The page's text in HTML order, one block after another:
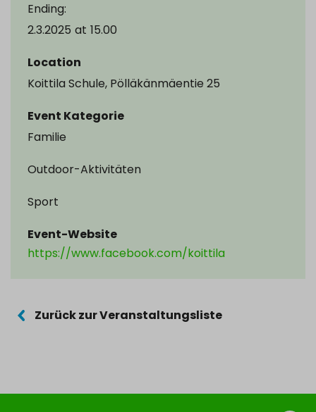
Ending:
2.3.2025 at 15.00
Location
Koittila Schule, Pölläkänmäentie 25
Event Kategorie
Familie
Outdoor-Aktivitäten
Sport
Event-Website
https://www.facebook.com/koittila
Zurück zur Veranstaltungsliste